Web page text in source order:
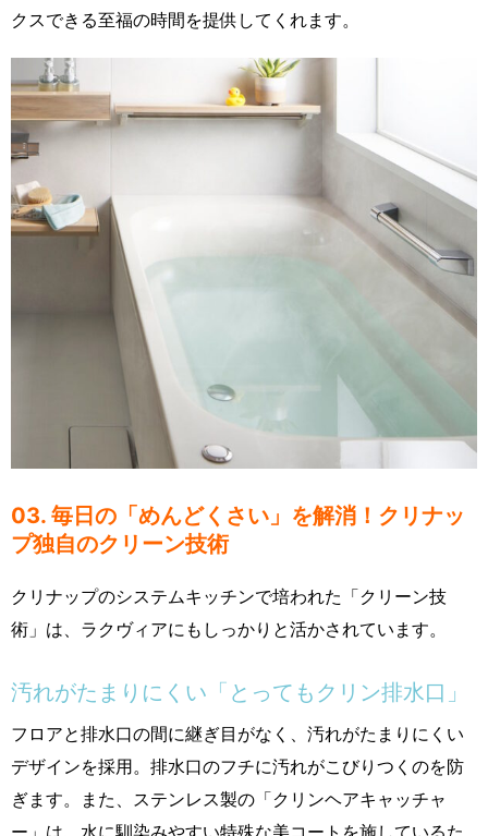
クスできる至福の時間を提供してくれます。
03. 毎日の「めんどくさい」を解消！クリナッ
プ独自のクリーン技術
クリナップのシステムキッチンで培われた「クリーン技
術」は、ラクヴィアにもしっかりと活かされています。
汚れがたまりにくい「とってもクリン排水口」
フロアと排水口の間に継ぎ目がなく、汚れがたまりにくい
デザインを採用。排水口のフチに汚れがこびりつくのを防
ぎます。また、ステンレス製の「クリンヘアキャッチャ